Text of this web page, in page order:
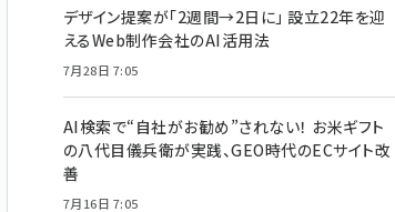
デザイン提案が「2週間→2日に」 設立22年を迎
えるWeb制作会社のAI活用法
7月28日 7:05
AI検索で“自社がお勧め”されない！ お米ギフト
の八代目儀兵衛が実践、GEO時代のECサイト改
善
7月16日 7:05